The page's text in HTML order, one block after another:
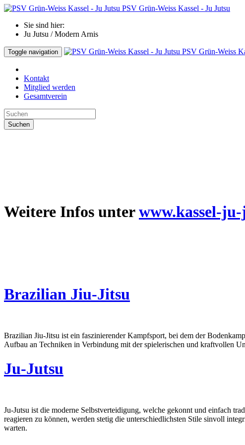
PSV Grün-Weiss Kassel - Ju Jutsu
Sie sind hier:
Ju Jutsu / Modern Arnis
Toggle navigation PSV Grün-Weiss
Kontakt
Mitglied werden
Gesamtverein
Suchen
Weitere Infos unterwww.kassel-
Brazilian Jiu-Jitsu
Brazilian Jiu-Jitsu ist ein faszinierender Kampfsport, bei dem der
Aufbau an Techniken in Verbindung mit der spielerischen und kraftvollen
Ju-Jutsu
Ju-Jutsu ist die moderne Selbstverteidigung, welche gekonnt und einfach
reagieren zu können, werden stetig die unterschiedlichsten Stile sinvoll
warten.